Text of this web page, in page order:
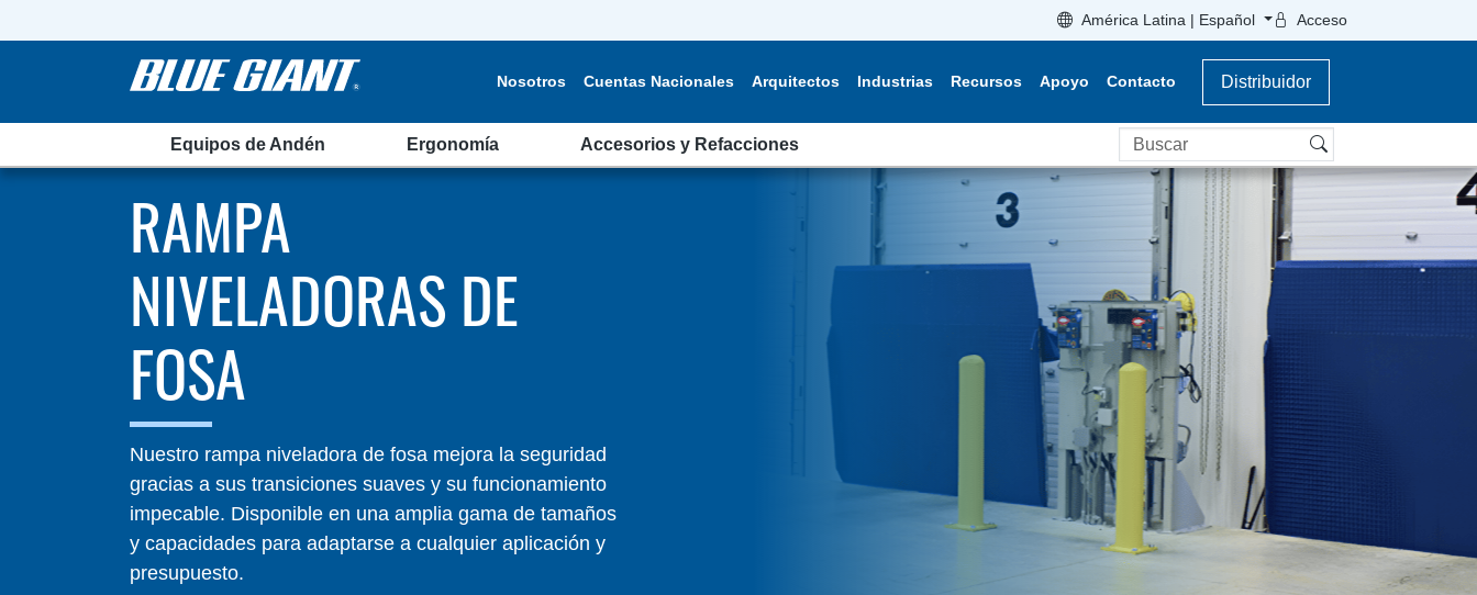
América Latina | Español Acceso
Nosotros Cuentas Nacionales Arquitectos Industrias Recursos Apoyo Contacto Distribuidor
Equipos de Andén Ergonomía Accesorios y Refacciones Buscar
RAMPA
NIVELADORAS DE
FOSA
Nuestro rampa niveladora de fosa mejora la seguridad
gracias a sus transiciones suaves y su funcionamiento
impecable. Disponible en una amplia gama de tamaños
y capacidades para adaptarse a cualquier aplicación y
presupuesto.